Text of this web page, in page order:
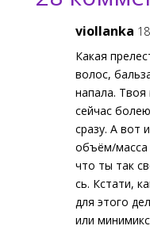
viollanka
Какая
волос,
напала.
сейчас
сразу. А вот
объём/масса
что ты так
сь. Кстати,
для этого
или